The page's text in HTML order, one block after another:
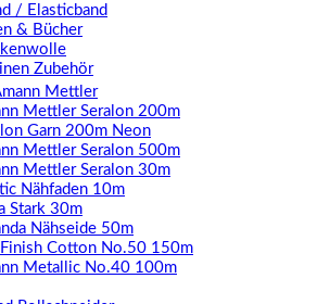
/ Elasticband
& Bücher
Zubehör
Mettler
Mettler Seralon 200m
Garn 200m Neon
Mettler Seralon 500m
Mettler Seralon 30m
Nähfaden 10m
Stark 30m
Nähseide 50m
Cotton No.50 150m
Metallic No.40 100m